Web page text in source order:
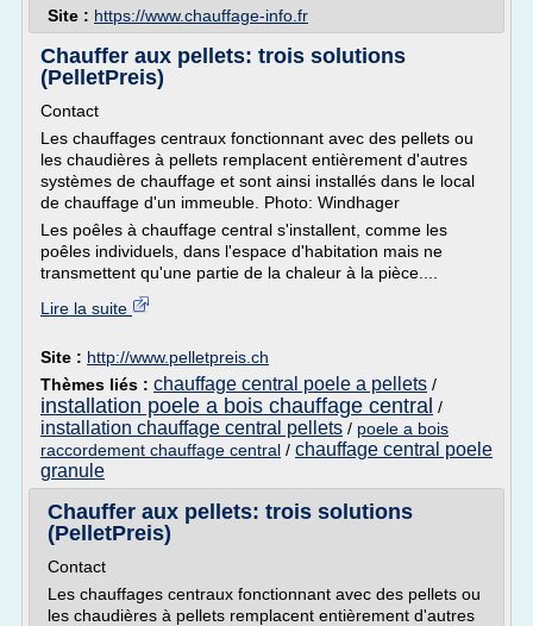
Site : https://www.chauffage-info.fr
Chauffer aux pellets: trois solutions
(PelletPreis)
Contact
Les chauffages centraux fonctionnant avec des pellets ou
les chaudières à pellets remplacent entièrement d'autres
systèmes de chauffage et sont ainsi installés dans le local
de chauffage d'un immeuble. Photo: Windhager
Les poêles à chauffage central s'installent, comme les
poêles individuels, dans l'espace d'habitation mais ne
transmettent qu'une partie de la chaleur à la pièce....
Lire la suite
Site : http://www.pelletpreis.ch
Thèmes liés : chauffage central poele a pellets /
installation poele a bois chauffage central /
installation chauffage central pellets / poele a bois
raccordement chauffage central / chauffage central poele
granule
Chauffer aux pellets: trois solutions
(PelletPreis)
Contact
Les chauffages centraux fonctionnant avec des pellets ou
les chaudières à pellets remplacent entièrement d'autres